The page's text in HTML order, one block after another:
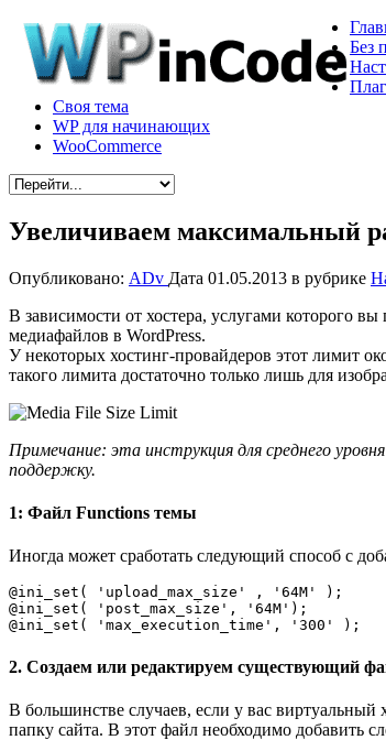
Без
Своя тема
WP для начинающих
WooCommerce
Увеличиваем максимальный
Опубликовано: ADv Дата 01.05.2013 в рубрике
В зависимости от хостера, услугами которого
медиафайлов в WordPress.
У некоторых хостинг-провайдеров этот лимит
такого лимита достаточно только лишь для
Примечание: эта инструкция для среднего
поддержку.
1: Файл Functions темы
Иногда может сработать следующий способ с
@ini_set( 'upload_max_size' , '64M' );
@ini_set( 'post_max_size', '64M');
2. Создаем или редактируем существующий
В большинстве случаев, если у вас
папку сайта. В этот файл необходимо добавить